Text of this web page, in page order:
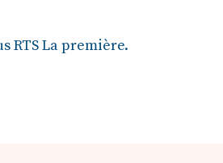
RTS La première.